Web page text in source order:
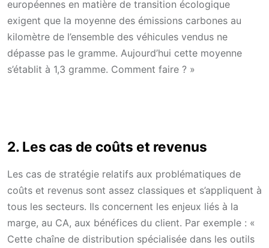
européennes en matière de transition écologique
exigent que la moyenne des émissions carbones au
kilomètre de l’ensemble des véhicules vendus ne
dépasse pas le gramme. Aujourd’hui cette moyenne
s’établit à 1,3 gramme. Comment faire ? »
2. Les cas de coûts et revenus
Les cas de stratégie relatifs aux problématiques de
coûts et revenus sont assez classiques et s’appliquent à
tous les secteurs. Ils concernent les enjeux liés à la
marge, au CA, aux bénéfices du client. Par exemple : «
Cette chaîne de distribution spécialisée dans les outils